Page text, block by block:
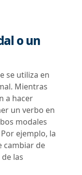
o un
se utiliza en
Mientras
a hacer
un verbo en
modales
ejemplo, la
cambiar de
las